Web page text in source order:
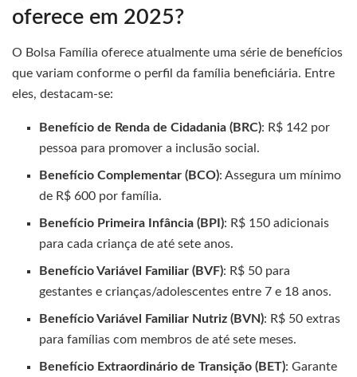
oferece em 2025?
O Bolsa Família oferece atualmente uma série de benefícios
que variam conforme o perfil da família beneficiária. Entre
eles, destacam-se:
Benefício de Renda de Cidadania (BRC): R$ 142 por
pessoa para promover a inclusão social.
Benefício Complementar (BCO): Assegura um mínimo
de R$ 600 por família.
Benefício Primeira Infância (BPI): R$ 150 adicionais
para cada criança de até sete anos.
Benefício Variável Familiar (BVF): R$ 50 para
gestantes e crianças/adolescentes entre 7 e 18 anos.
Benefício Variável Familiar Nutriz (BVN): R$ 50 extras
para famílias com membros de até sete meses.
Benefício Extraordinário de Transição (BET): Garante